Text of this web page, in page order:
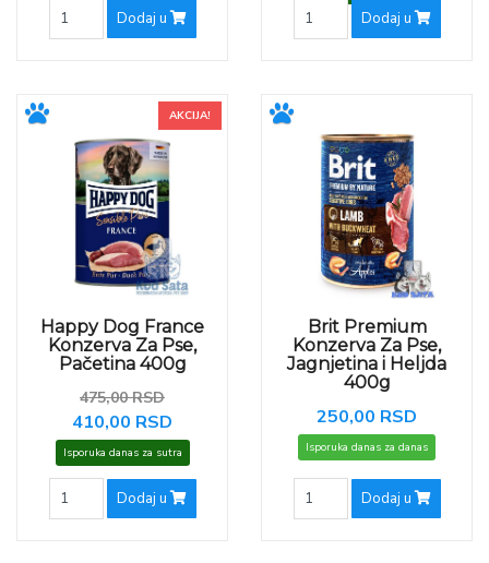
Dodaj u Dodaj u
AKCIJA!
Happy Dog France
Konzerva Za Pse,
Pačetina 400g
475,00 RSD
410,00 RSD
Isporuka danas za sutra
Dodaj u
Brit Premium
Konzerva Za Pse,
Jagnjetina i Heljda
400g
250,00 RSD
Isporuka danas za danas
Dodaj u